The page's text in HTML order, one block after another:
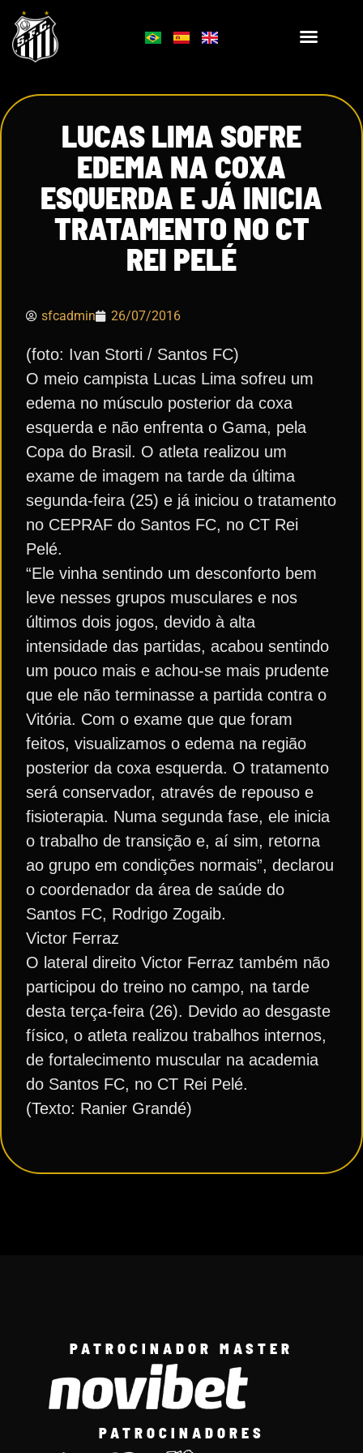
LUCAS LIMA SOFRE
EDEMA NA COXA
ESQUERDA E JÁ INICIA
TRATAMENTO NO CT
REI PELÉ
sfcadmin 26/07/2016
(foto: Ivan Storti / Santos FC)
O meio campista Lucas Lima sofreu um
edema no músculo posterior da coxa
esquerda e não enfrenta o Gama, pela
Copa do Brasil. O atleta realizou um
exame de imagem na tarde da última
segunda-feira (25) e já iniciou o tratamento
no CEPRAF do Santos FC, no CT Rei
Pelé.
“Ele vinha sentindo um desconforto bem
leve nesses grupos musculares e nos
últimos dois jogos, devido à alta
intensidade das partidas, acabou sentindo
um pouco mais e achou-se mais prudente
que ele não terminasse a partida contra o
Vitória. Com o exame que que foram
feitos, visualizamos o edema na região
posterior da coxa esquerda. O tratamento
será conservador, através de repouso e
fisioterapia. Numa segunda fase, ele inicia
o trabalho de transição e, aí sim, retorna
ao grupo em condições normais”, declarou
o coordenador da área de saúde do
Santos FC, Rodrigo Zogaib.
Victor Ferraz
O lateral direito Victor Ferraz também não
participou do treino no campo, na tarde
desta terça-feira (26). Devido ao desgaste
físico, o atleta realizou trabalhos internos,
de fortalecimento muscular na academia
do Santos FC, no CT Rei Pelé.
(Texto: Ranier Grandé)
PATROCINADOR MASTER
PATROCINADORES